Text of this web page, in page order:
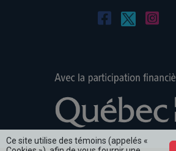
Ce site utilise des témoins (appelés «